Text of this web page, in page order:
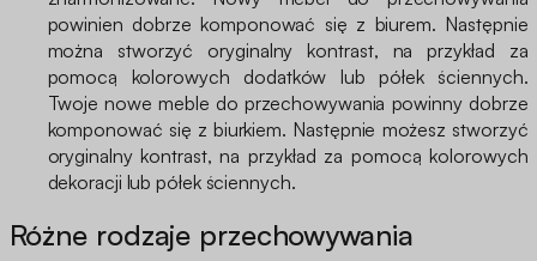
powinien dobrze komponować się z biurem. Następnie
można stworzyć oryginalny kontrast, na przykład za
pomocą kolorowych dodatków lub półek ściennych.
Twoje nowe meble do przechowywania powinny dobrze
komponować się z biurkiem. Następnie możesz stworzyć
oryginalny kontrast, na przykład za pomocą kolorowych
dekoracji lub półek ściennych.
Różne rodzaje przechowywania